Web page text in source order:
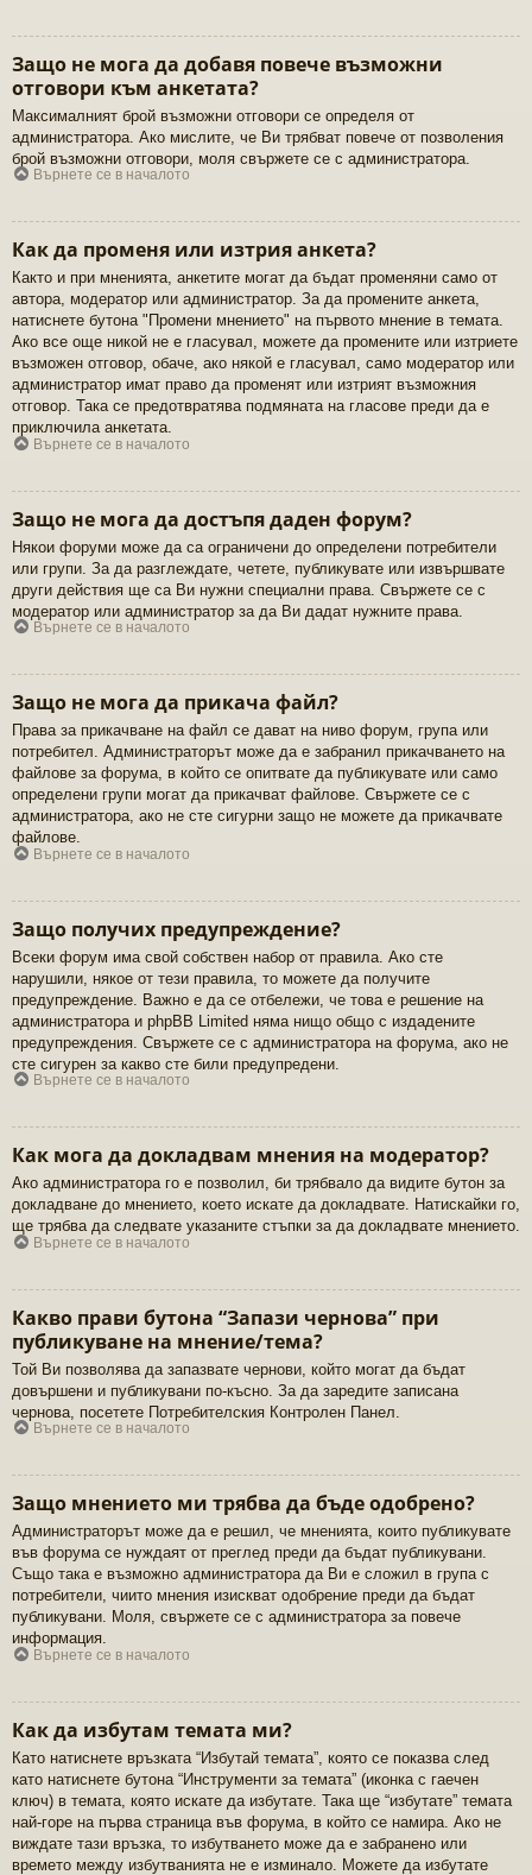
Защо не мога да добавя повече възможни
отговори към анкетата?
Максималният брой възможни отговори се определя от
администратора. Ако мислите, че Ви трябват повече от позволения
брой възможни отговори, моля свържете се с администратора.
Върнете се в началото
Как да променя или изтрия анкета?
Както и при мненията, анкетите могат да бъдат променяни само от
автора, модератор или администратор. За да промените анкета,
натиснете бутона "Промени мнението" на първото мнение в темата.
Ако все още никой не е гласувал, можете да промените или изтриете
възможен отговор, обаче, ако някой е гласувал, само модератор или
администратор имат право да променят или изтрият възможния
отговор. Така се предотвратява подмяната на гласове преди да е
приключила анкетата.
Върнете се в началото
Защо не мога да достъпя даден форум?
Някои форуми може да са ограничени до определени потребители
или групи. За да разглеждате, четете, публикувате или извършвате
други действия ще са Ви нужни специални права. Свържете се с
модератор или администратор за да Ви дадат нужните права.
Върнете се в началото
Защо не мога да прикача файл?
Права за прикачване на файл се дават на ниво форум, група или
потребител. Администраторът може да е забранил прикачването на
файлове за форума, в който се опитвате да публикувате или само
определени групи могат да прикачват файлове. Свържете се с
администратора, ако не сте сигурни защо не можете да прикачвате
файлове.
Върнете се в началото
Защо получих предупреждение?
Всеки форум има свой собствен набор от правила. Ако сте
нарушили, някое от тези правила, то можете да получите
предупреждение. Важно е да се отбележи, че това е решение на
администратора и phpBB Limited няма нищо общо с издадените
предупреждения. Свържете се с администратора на форума, ако не
сте сигурен за какво сте били предупредени.
Върнете се в началото
Как мога да докладвам мнения на модератор?
Ако администратора го е позволил, би трябвало да видите бутон за
докладване до мнението, което искате да докладвате. Натискайки го,
ще трябва да следвате указаните стъпки за да докладвате мнението.
Върнете се в началото
Какво прави бутона “Запази чернова” при
публикуване на мнение/тема?
Той Ви позволява да запазвате чернови, който могат да бъдат
довършени и публикувани по-късно. За да заредите записана
чернова, посетете Потребителския Контролен Панел.
Върнете се в началото
Защо мнението ми трябва да бъде одобрено?
Администраторът може да е решил, че мненията, които публикувате
във форума се нуждаят от преглед преди да бъдат публикувани.
Също така е възможно администратора да Ви е сложил в група с
потребители, чиито мнения изискват одобрение преди да бъдат
публикувани. Моля, свържете се с администратора за повече
информация.
Върнете се в началото
Как да избутам темата ми?
Като натиснете връзката “Избутай темата”, която се показва след
като натиснете бутона “Инструменти за темата” (иконка с гаечен
ключ) в темата, която искате да избутате. Така ще “избутате” темата
най-горе на първа страница във форума, в който се намира. Ако не
виждате тази връзка, то избутването може да е забранено или
времето между избутванията не е изминало. Можете да избутате